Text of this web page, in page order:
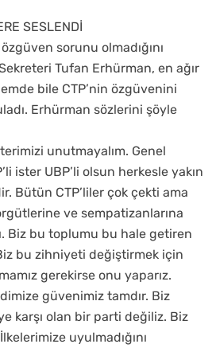
SESLENDİ
sorunu olmadığını
Tufan Erhürman, en ağır
bile CTP’nin özgüvenini
Erhürman sözlerini şöyle
unutmayalım. Genel
ister UBP’li olsun herkesle yakın
Bütün CTP’liler çok çekti ama
ve sempatizanlarına
Biz bu toplumu bu hale getiren
bu zihniyeti değiştirmek için
gerekirse onu yaparız.
güvenimiz tamdır. Biz
karşı olan bir parti değiliz. Biz
uyulmadığını